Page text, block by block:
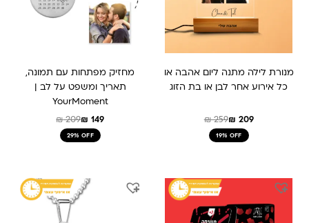
מנורת לילה מתנה ליום אהבה או
כל אירוע אחר לבן או בת הזוג
₪259₪ 209
19% OFF
מחזיק מפתחות עם תמונה,
תאריך ומשפט על לב |
YourMoment
₪209₪ 149
29% OFF
המחיר
היה:
₪ 199.
המחיר
הוא:
₪ 159.
המחיר
המקורי
המחיר
הנוכחי